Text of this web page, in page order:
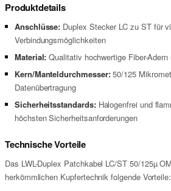
Produktdetails
Anschlüsse: Duplex Stecker LC zu ST für
Verbindungsmöglichkeiten
Material: Qualitativ hochwertige Fiber-
Kern/Manteldurchmesser:50/125
Datenübertragung
Sicherheitsstandards:Halogenfrei und
höchsten Sicherheitsanforderungen
Technische Vorteile
Das LWL-Duplex Patchkabel LC/ST 50/125µ
herkömmlichen Kupfertechnik folgende Vorteile: